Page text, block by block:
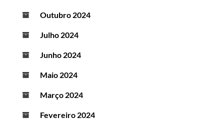
Outubro 2024
Julho 2024
Junho 2024
Maio 2024
Março 2024
Fevereiro 2024